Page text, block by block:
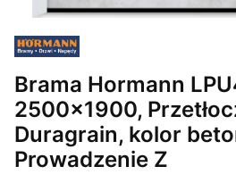
Brama Hormann
2500x1900,
Duragrain, kolor
Prowadzenie Z